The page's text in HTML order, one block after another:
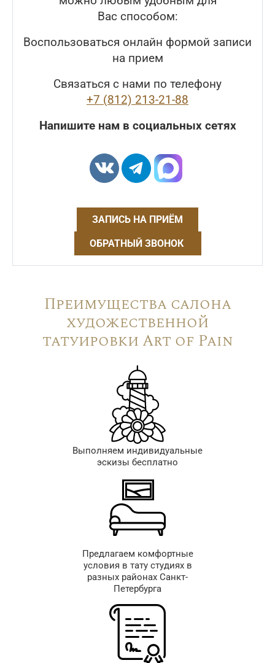
Вас способом:
Воспользоваться онлайн формой записи
на прием
Связаться с нами по телефону
+7 (812) 213-21-88
Напишите нам в социальных сетях
ЗАПИСЬ НА ПРИЁМ
ОБРАТНЫЙ ЗВОНОК
Преимущества салона
художественной
татуировки Art of Pain
Выполняем индивидуальные
эскизы бесплатно
Предлагаем комфортные
условия в тату студиях в
разных районах Санкт-
Петербурга